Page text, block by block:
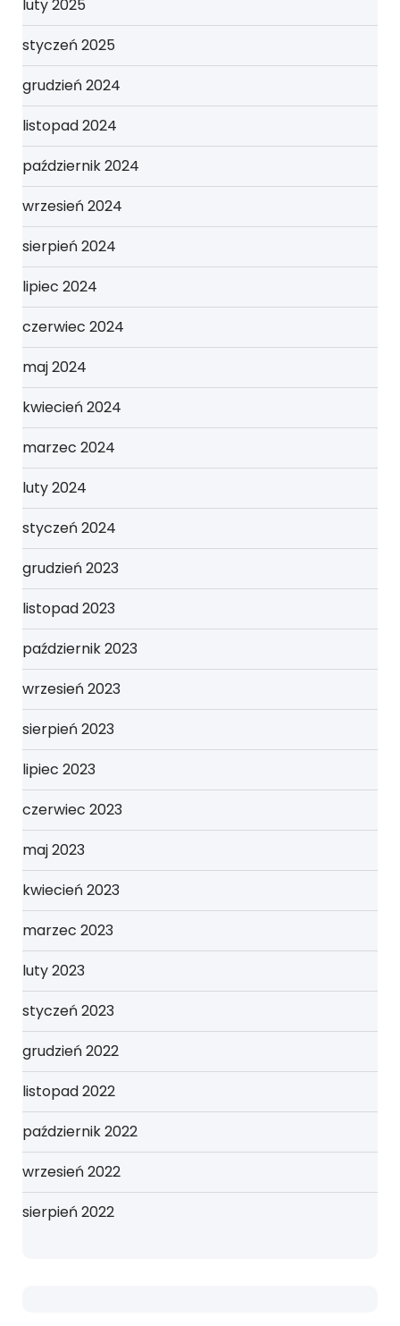
luty 2025
styczeń 2025
grudzień 2024
listopad 2024
październik 2024
wrzesień 2024
sierpień 2024
lipiec 2024
czerwiec 2024
maj 2024
kwiecień 2024
marzec 2024
luty 2024
styczeń 2024
grudzień 2023
listopad 2023
październik 2023
wrzesień 2023
sierpień 2023
lipiec 2023
czerwiec 2023
maj 2023
kwiecień 2023
marzec 2023
luty 2023
styczeń 2023
grudzień 2022
listopad 2022
październik 2022
wrzesień 2022
sierpień 2022